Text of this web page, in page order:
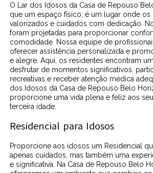
O Lar dos Idosos da Casa de Repouso
que um espaço físico; é um lugar onde os
valorizados e cuidados com dedicação.
foram projetadas para proporcionar
comodidade. Nossa equipe de
oferecer assistência personalizada e
e alegre. Aqui, os residentes encontram
desfrutar de momentos significativos,
recreativas e receber atenção médica
dos Idosos da Casa de Repouso Belo
proporcione uma vida plena e feliz aos
terceira idade.
Residencial para Idosos
Proporcione aos idosos um Residencial
apenas cuidados, mas também uma
e significativa. Na Casa de Repouso Belo